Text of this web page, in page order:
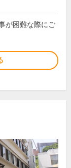
が困難な際にご